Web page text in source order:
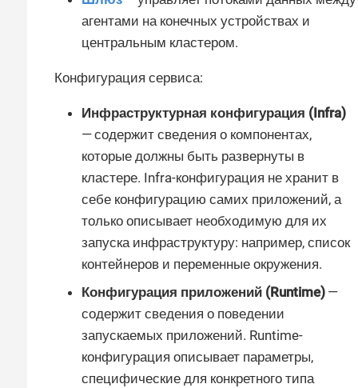
агентами на конечных устройствах и
центральным кластером.
Конфигурация сервиса:
Инфраструктурная конфигурация (Infra)
— содержит сведения о компонентах,
которые должны быть развернуты в
кластере. Infra-конфигурация не хранит в
себе конфигурацию самих приложений, а
только описывает необходимую для их
запуска инфраструктуру: например, список
контейнеров и переменные окружения.
Конфигурация приложений (Runtime) —
содержит сведения о поведении
запускаемых приложений. Runtime-
конфигурация описывает параметры,
специфические для конкретного типа